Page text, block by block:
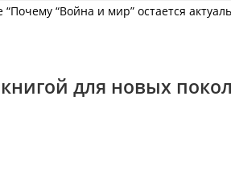
“Почему “Война и мир” остается
для новых